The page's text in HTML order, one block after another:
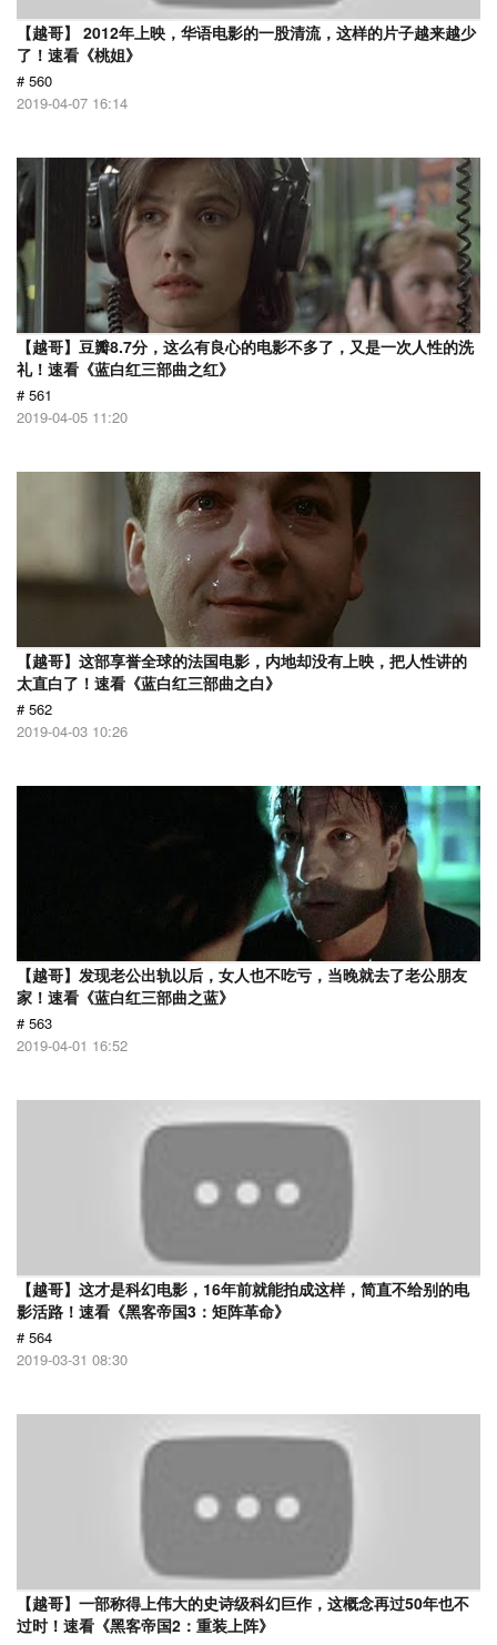
【越哥】 2012年上映，华语电影的一股清流，这样的片子越来越少
了！速看《桃姐》
# 560
2019-04-07 16:14
【越哥】豆瓣8.7分，这么有良心的电影不多了，又是一次人性的洗
礼！速看《蓝白红三部曲之红》
# 561
2019-04-05 11:20
【越哥】这部享誉全球的法国电影，内地却没有上映，把人性讲的
太直白了！速看《蓝白红三部曲之白》
# 562
2019-04-03 10:26
【越哥】发现老公出轨以后，女人也不吃亏，当晚就去了老公朋友
家！速看《蓝白红三部曲之蓝》
# 563
2019-04-01 16:52
【越哥】这才是科幻电影，16年前就能拍成这样，简直不给别的电
影活路！速看《黑客帝国3：矩阵革命》
# 564
2019-03-31 08:30
【越哥】一部称得上伟大的史诗级科幻巨作，这概念再过50年也不
过时！速看《黑客帝国2：重装上阵》